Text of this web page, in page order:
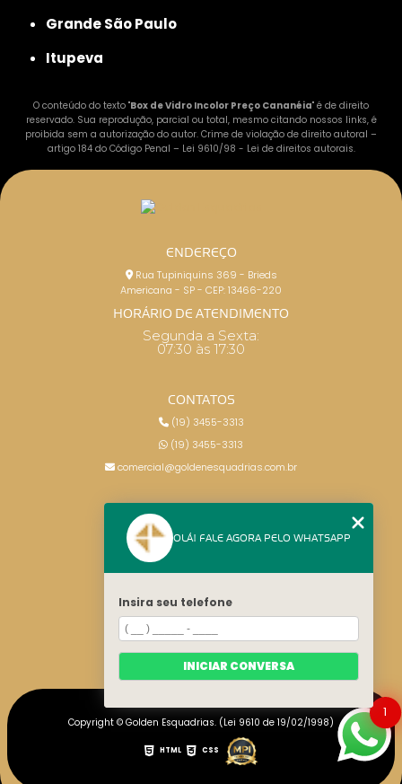
Grande São Paulo
Itupeva
O conteúdo do texto "Box de Vidro Incolor Preço Cananéia" é de direito
reservado. Sua reprodução, parcial ou total, mesmo citando nossos links, é
proibida sem a autorização do autor. Crime de violação de direito autoral –
artigo 184 do Código Penal – Lei 9610/98 - Lei de direitos autorais.
ENDEREÇO
Rua Tupiniquins 369 - Brieds
Americana - SP - CEP: 13466-220
HORÁRIO DE ATENDIMENTO
Segunda a Sexta:
07:30 às 17:30
CONTATOS
(19) 3455-3313
(19) 3455-3313
comercial@goldenesquadrias.com.br
HOME
CATEGORIAS
MAPA DO SITE
Copyright © Golden Esquadrias. (Lei 9610 de 19/02/1998)
HTML CSS
1
OLÁ! FALE AGORA PELO WHATSAPP
Insira seu telefone
INICIAR CONVERSA